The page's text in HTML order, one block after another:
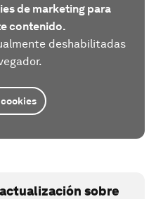
de marketing para
contenido.
deshabilitadas
sobre